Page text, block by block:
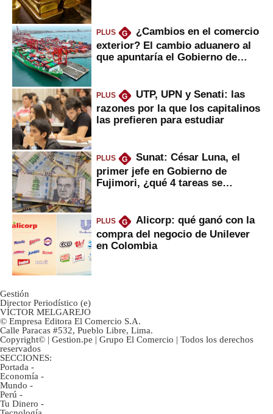
PLUS G
¿Cambios en el comercio
exterior? El cambio aduanero al
que apuntaría el Gobierno de
PLUS G
UTP, UPN y Senati: las
razones por la que los capitalinos
las prefieren para estudiar
PLUS G
Sunat: César Luna, el
primer jefe en Gobierno de
Fujimori, ¿qué 4 tareas se
PLUS G
Alicorp: qué ganó con la
compra del negocio de Unilever
en Colombia
Gestión
Director Periodístico (e)
VÍCTOR MELGAREJO
© Empresa Editora El Comercio S.A.
Calle Paracas #532, Pueblo Libre, Lima.
Copyright© | Gestion.pe | Grupo El Comercio | Todos los derechos
reservados
SECCIONES:
Portada -
Economía -
Mundo -
Perú -
Tu Dinero -